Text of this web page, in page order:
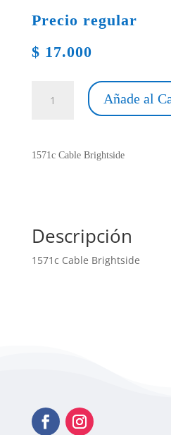
Precio regular
$ 17.000
Cable
Añade al
1571c Cable Brightside
Descripción
1571c Cable Brightside